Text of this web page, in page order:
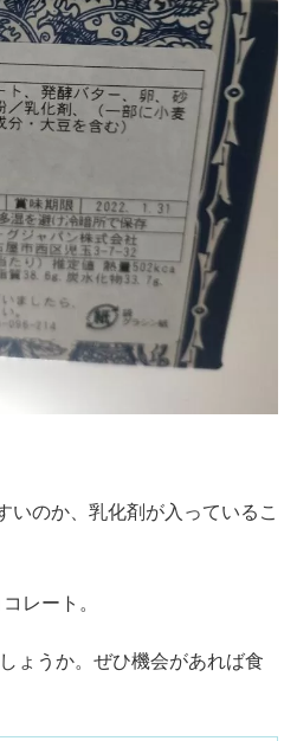
いのか、乳化剤が入っているこ
レート。
ょうか。ぜひ機会があれば食